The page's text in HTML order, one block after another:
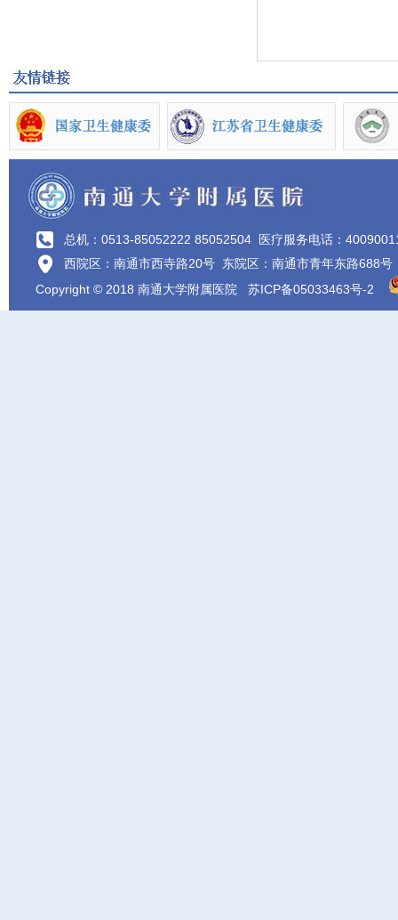
总机：0513-85052222 85052504 医疗服务电话：
西院区：南通市西寺路20号 东院区：南通市青年东路688号
Copyright © 2018 南通大学附属医院 苏ICP备05033463号-2